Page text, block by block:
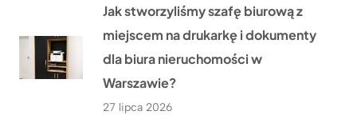
Jak stworzyliśmy szafę biurową z
miejscem na drukarkę i dokumenty
dla biura nieruchomości w
Warszawie?
27 lipca 2026